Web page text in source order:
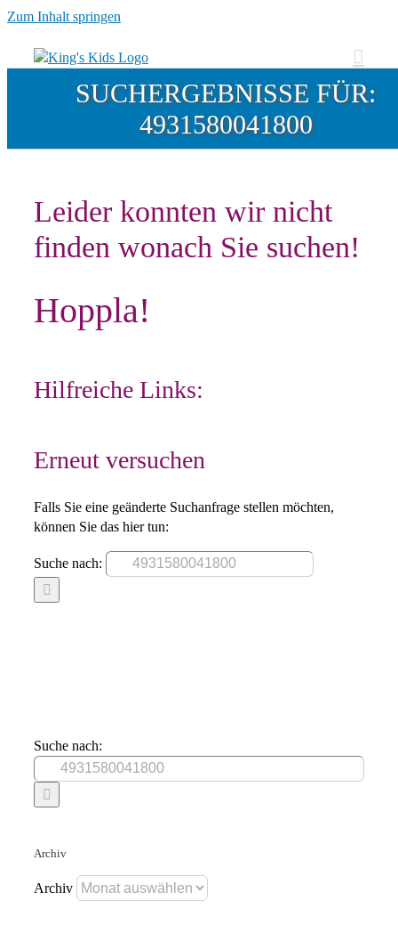
Zum Inhalt springen
SUCHERGEBNISSE FÜR:
4931580041800
Leider konnten wir nicht
finden wonach Sie suchen!
Hoppla!
Hilfreiche Links:
Erneut versuchen
Falls Sie eine geänderte Suchanfrage stellen möchten,
können Sie das hier tun:
Suche nach:
Suche nach:
Archiv
Archiv